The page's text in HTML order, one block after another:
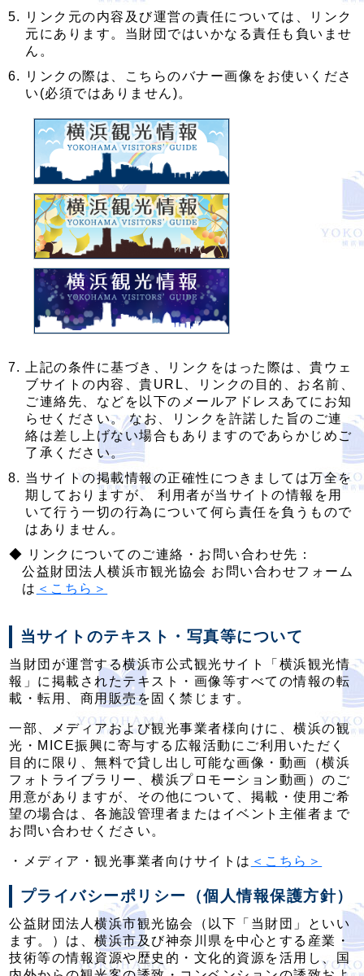
リンク元の内容及び運営の責任については、リンク
元にあります。当財団ではいかなる責任も負いませ
ん。
リンクの際は、こちらのバナー画像をお使いくださ
い(必須ではありません)。
上記の条件に基づき、リンクをはった際は、貴ウェ
ブサイトの内容、貴URL、リンクの目的、お名前、
ご連絡先、などを以下のメールアドレスあてにお知
らせください。 なお、リンクを許諾した旨のご連
絡は差し上げない場合もありますのであらかじめご
了承ください。
当サイトの掲載情報の正確性につきましては万全を
期しておりますが、 利用者が当サイトの情報を用
いて行う一切の行為について何ら責任を負うもので
はありません。
◆ リンクについてのご連絡・お問い合わせ先：
公益財団法人横浜市観光協会 お問い合わせフォーム
は ＜こちら＞
当サイトのテキスト・写真等について
当財団が運営する横浜市公式観光サイト「横浜観光情
報」に掲載されたテキスト・画像等すべての情報の転
載・転用、商用販売を固く禁じます。
一部、メディアおよび観光事業者様向けに、横浜の観
光・MICE振興に寄与する広報活動にご利用いただく
目的に限り、無料で貸し出し可能な画像・動画（横浜
フォトライブラリー、横浜プロモーション動画）のご
用意がありますが、その他について、掲載・使用ご希
望の場合は、各施設管理者またはイベント主催者まで
お問い合わせください。
・メディア・観光事業者向けサイトは ＜こちら＞
プライバシーポリシー（個人情報保護方針）
公益財団法人横浜市観光協会（以下「当財団」といい
ます。）は、横浜市及び神奈川県を中心とする産業・
技術等の情報資源や歴史的・文化的資源を活用し、国